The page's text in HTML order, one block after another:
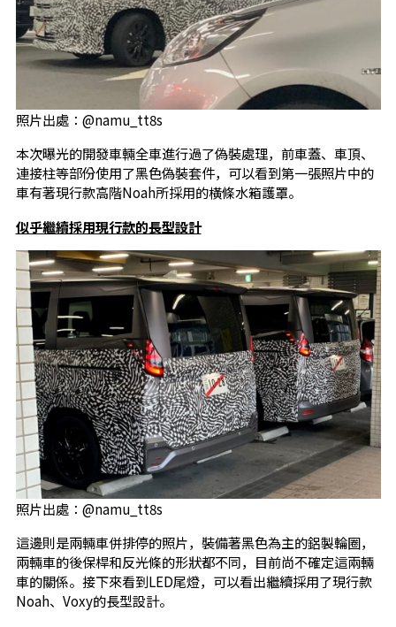
照片出處：@namu_tt8s
本次曝光的開發車輛全車進行過了偽裝處理，前車蓋、車頂、
連接柱等部份使用了黑色偽裝套件，可以看到第一張照片中的
車有著現行款高階Noah所採用的橫條水箱護罩。
似乎繼續採用現行款的長型設計
照片出處：@namu_tt8s
這邊則是兩輛車併排停的照片，裝備著黑色為主的鋁製輪圈，
兩輛車的後保桿和反光條的形狀都不同，目前尚不確定這兩輛
車的關係。接下來看到LED尾燈，可以看出繼續採用了現行款
Noah、Voxy的長型設計。